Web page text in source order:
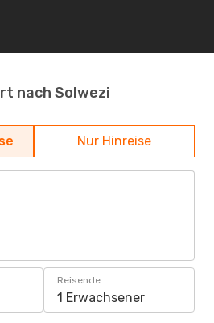
nach Solwezi
Nur Hinreise
Reisende
1 Erwachsener